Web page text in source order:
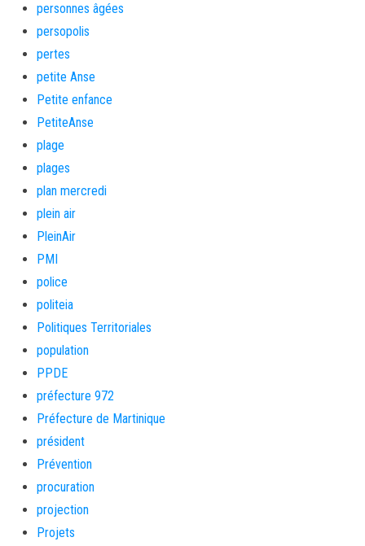
personnes âgées
persopolis
pertes
petite Anse
Petite enfance
PetiteAnse
plage
plages
plan mercredi
plein air
PleinAir
PMI
police
politeia
Politiques Territoriales
population
PPDE
préfecture 972
Préfecture de Martinique
président
Prévention
procuration
projection
Projets